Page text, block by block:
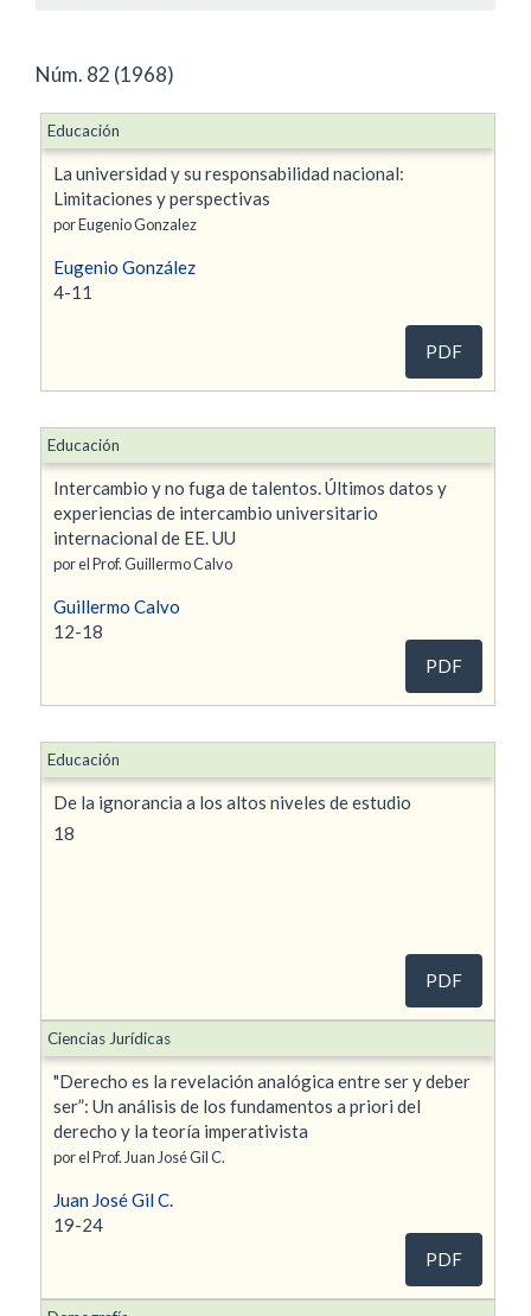
Núm. 82 (1968)
La universidad y su responsabilidad nacional:
Limitaciones y perspectivas
por Eugenio Gonzalez
Eugenio González
4-11
Educación
PDF
Intercambio y no fuga de talentos. Últimos datos y
experiencias de intercambio universitario
internacional de EE. UU
por el Prof. Guillermo Calvo
Guillermo Calvo
12-18
Educación
PDF
De la ignorancia a los altos niveles de estudio
18
Educación
PDF
"Derecho es la revelación analógica entre ser y deber
ser”: Un análisis de los fundamentos a priori del
derecho y la teoría imperativista
por el Prof. Juan José Gil C.
Juan José Gil C.
19-24
Ciencias Jurídicas
PDF